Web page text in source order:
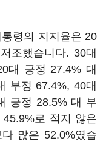
령의 지지율은 20
조했습니다. 30대
대 긍정 27.4% 대
부정 67.4%, 40대
긍정 28.5% 대 부
로 적지 않은
많은 52.0%였습